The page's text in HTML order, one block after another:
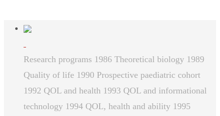
Research programs 1986 Theoretical biology 1989
Quality of life 1990 Prospective paediatric cohort
1992 QOL and health 1993 QOL and informational
technology 1994 QOL, health and ability 1995